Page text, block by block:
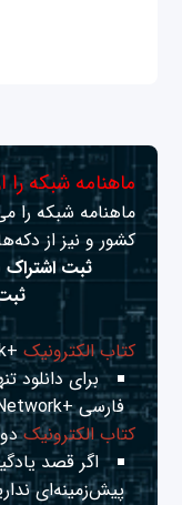
ماهنامه شبکه را
ماهنامه شبکه را
کشور و نیز از
ثبت
کتاب الکترونیک+Network راهنمای شبکه‌ها
برای دانلود
فارسی +Network
کتاب الکترونیک
اگر قصد
پیش‌زمینه‌ای